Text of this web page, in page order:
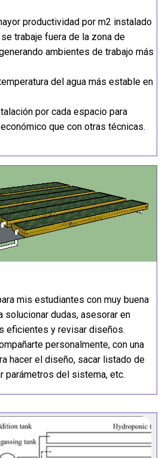
productividad por m2 instalado
trabaje fuera de la zona de
ambientes de trabajo más
del agua más estable en
por cada espacio para
que con otras técnicas.
mis estudiantes con muy buena
solucionar dudas, asesorar en
eficientes y revisar diseños.
personalmente, con una
hacer el diseño, sacar listado de
parámetros del sistema, etc.